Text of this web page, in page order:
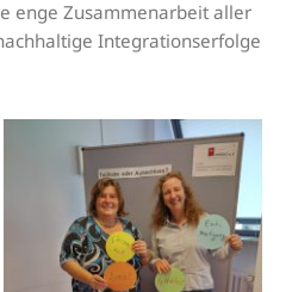
enge Zusammenarbeit aller
Integrationserfolge